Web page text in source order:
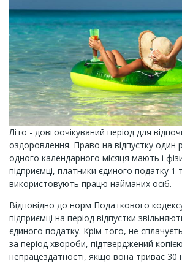
Літо - довгоочікуваний період для
оздоровлення. Право на відпустку один
одного календарного місяця мають і
підприємці, платники єдиного податку 1
використовують працю найманих осіб.
Відповідно до норм Податкового
підприємці на період відпустки
єдиного податку. Крім того, не
за період хвороби, підтверджений
непрацездатності, якщо вона триває 30